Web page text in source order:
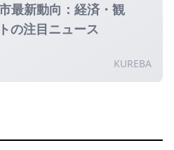
最新動向：経済・観
の注目ニュース
KUREBA